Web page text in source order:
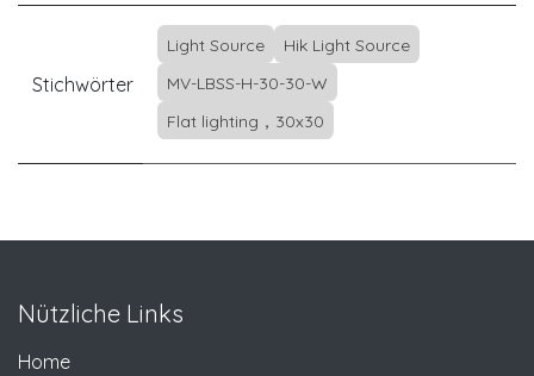
Stichwörter
Light Source
Hik Light Source
MV-LBSS-H-30-30-W
Flat lighting，30x30
Nützliche Links
Home